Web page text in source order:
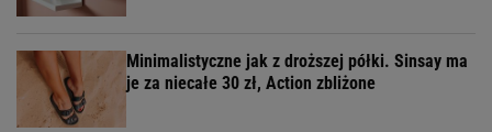
Minimalistyczne jak z droższej półki. Sinsay ma
je za niecałe 30 zł, Action zbliżone